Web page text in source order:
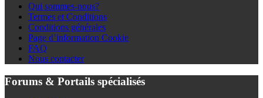
Qui sommes-nous?
Termes et Conditions
Conditions générales
Page d’information Cookie
FAQ
Nous contacter
Forums & Portails spécialisés